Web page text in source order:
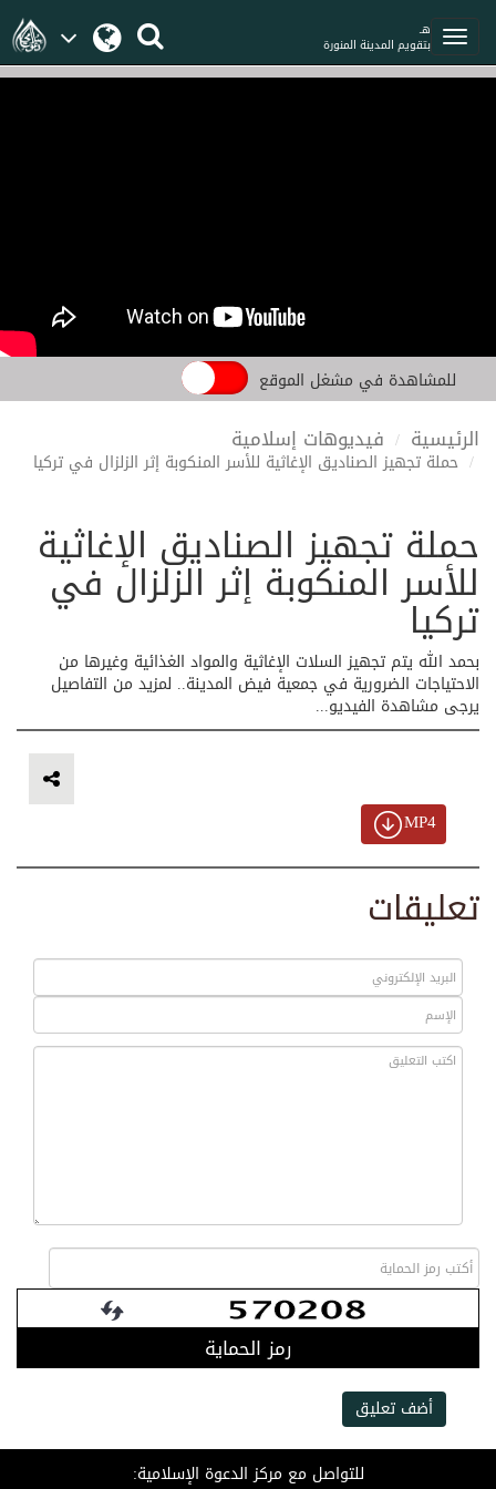
هـ
بتقويم المدينة المنورة
للمشاهدة في مشغل الموقع
الرئيسية فيديوهات إسلامية
حملة تجهيز الصناديق الإغاثية للأسر المنكوبة إثر الزلزال في تركيا
حملة تجهيز الصناديق الإغاثية
للأسر المنكوبة إثر الزلزال في
تركيا
بحمد الله يتم تجهيز السلات الإغاثية والمواد الغذائية وغيرها من
الاحتياجات الضرورية في جمعية فيض المدينة.. لمزيد من التفاصيل
يرجى مشاهدة الفيديو...
MP4
تعليقات
رمز الحماية
أضف تعليق
للتواصل مع مركز الدعوة الإسلامية: